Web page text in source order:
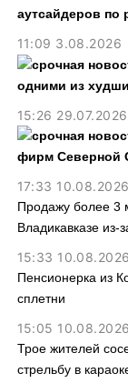
аутсайдеров по
11:09 3.08.2026
одними из
15:26 29.07.2026
фирм Северной
17:33 10.08.2026
Продажу более 3
Владикавказе
15:33 10.08.2026
Пенсионерка из
сплетни
15:05 10.08.2026
Трое жителей
стрельбу в